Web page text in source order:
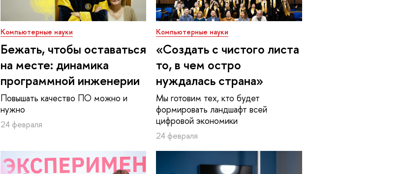
Компьютерные науки
Бежать, чтобы оставаться
на месте: динамика
программной инженерии
Повышать качество ПО можно и
нужно
24 февраля
Компьютерные науки
«Создать с чистого листа
то, в чем остро
нуждалась страна»
Мы готовим тех, кто будет
формировать ландшафт всей
цифровой экономики
24 февраля